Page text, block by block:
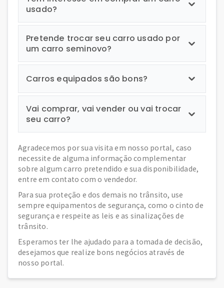
usado?
Pretende trocar seu carro usado por
um carro seminovo?
Carros equipados são bons?
Vai comprar, vai vender ou vai trocar
seu carro?
Agradecemos por sua visita em nosso portal, caso
necessite de alguma informação complementar
sobre algum carro pretendido e sua disponibilidade,
entre em contato com o vendedor.
Para sua proteção e dos demais no trânsito, use
sempre equipamentos de segurança, como o cinto de
segurança e respeite as leis e as sinalizações de
trânsito.
Esperamos ter lhe ajudado para a tomada de decisão,
desejamos que realize bons negócios através de
nosso portal.